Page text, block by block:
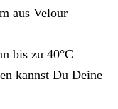
aus Velour
bis zu 40°C
kannst Du Deine